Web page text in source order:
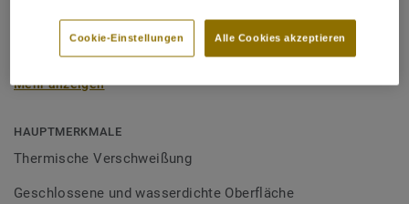
zweier PVC-Bahnen verwendet und sorgen für eine
wasserdichte und geschlossene Oberfläche, Grundlage für
Schweißschnüre sind erhältlich in den Varianten Uni und
Bodenbelagssortiment abgestimmt. Durch die Verwendung
von Kontrastfarben lassen sich auch besondere
Mehr anzeigen
HAUPTMERKMALE
Thermische Verschweißung
Geschlossene und wasserdichte Oberfläche
Alle Cookies akzeptieren
Cookie-Einstellungen